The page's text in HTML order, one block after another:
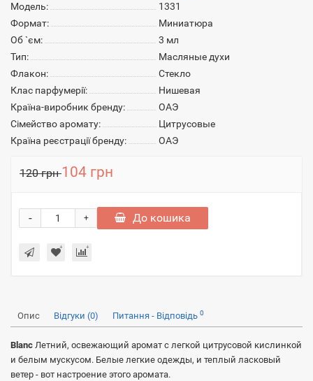
Модель:
1331
Формат:
Миниатюра
Об `єм:
3 мл
Тип:
Масляные духи
Флакон:
Стекло
Клас парфумерії:
Нишевая
Країна-виробник бренду:
ОАЭ
Сімейство аромату:
Цитрусовые
Країна реєстрації бренду:
ОАЭ
120 грн104 грн
+
- До кошика
Опис Відгуки (0) Питання - Відповідь 0
Blanc Летний, освежающий аромат с легкой цитрусовой кислинкой
и белым мускусом. Белые легкие одежды, и теплый ласковый
ветер - вот настроение этого аромата.